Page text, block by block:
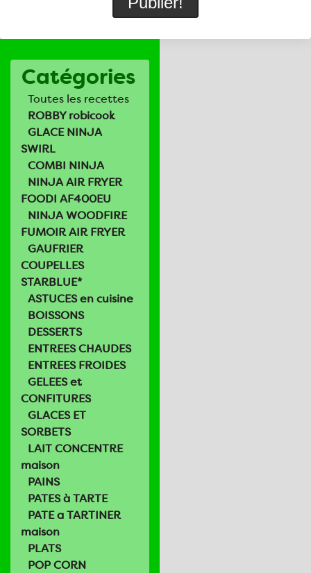
Catégories
Toutes les recettes
ROBBY robicook
GLACE NINJA
SWIRL
COMBI NINJA
NINJA AIR FRYER
FOODI AF400EU
NINJA WOODFIRE
FUMOIR AIR FRYER
GAUFRIER
COUPELLES
STARBLUE*
ASTUCES en cuisine
BOISSONS
DESSERTS
ENTREES CHAUDES
ENTREES FROIDES
GELEES et
CONFITURES
GLACES ET
SORBETS
LAIT CONCENTRE
maison
PAINS
PATES à TARTE
PATE a TARTINER
maison
PLATS
POP CORN